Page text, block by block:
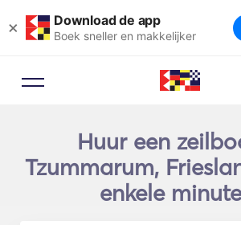
× Download de app
Boek sneller en makkelijker
Huur een
Tzummarum,
enkele